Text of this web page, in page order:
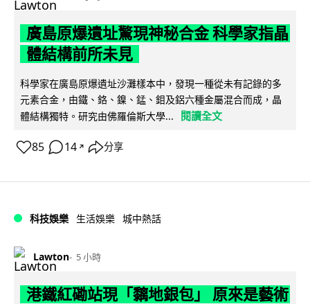
廣島原爆遺址驚現神秘合金 科學家指晶
體結構前所未見
科學家在廣島原爆遺址沙灘樣本中，發現一種從未有記錄的多
元素合金，由鐵、鉻、鎳、錳、鉬及鋁六種金屬混合而成，晶
體結構獨特。研究由佛羅倫斯大學...
閱讀全文
85 14 ↗ 分享
科技娛樂 生活娛樂 城中熱話
Lawton 5 小時
港鐵紅磡站現「黐地銀包」 原來是藝術